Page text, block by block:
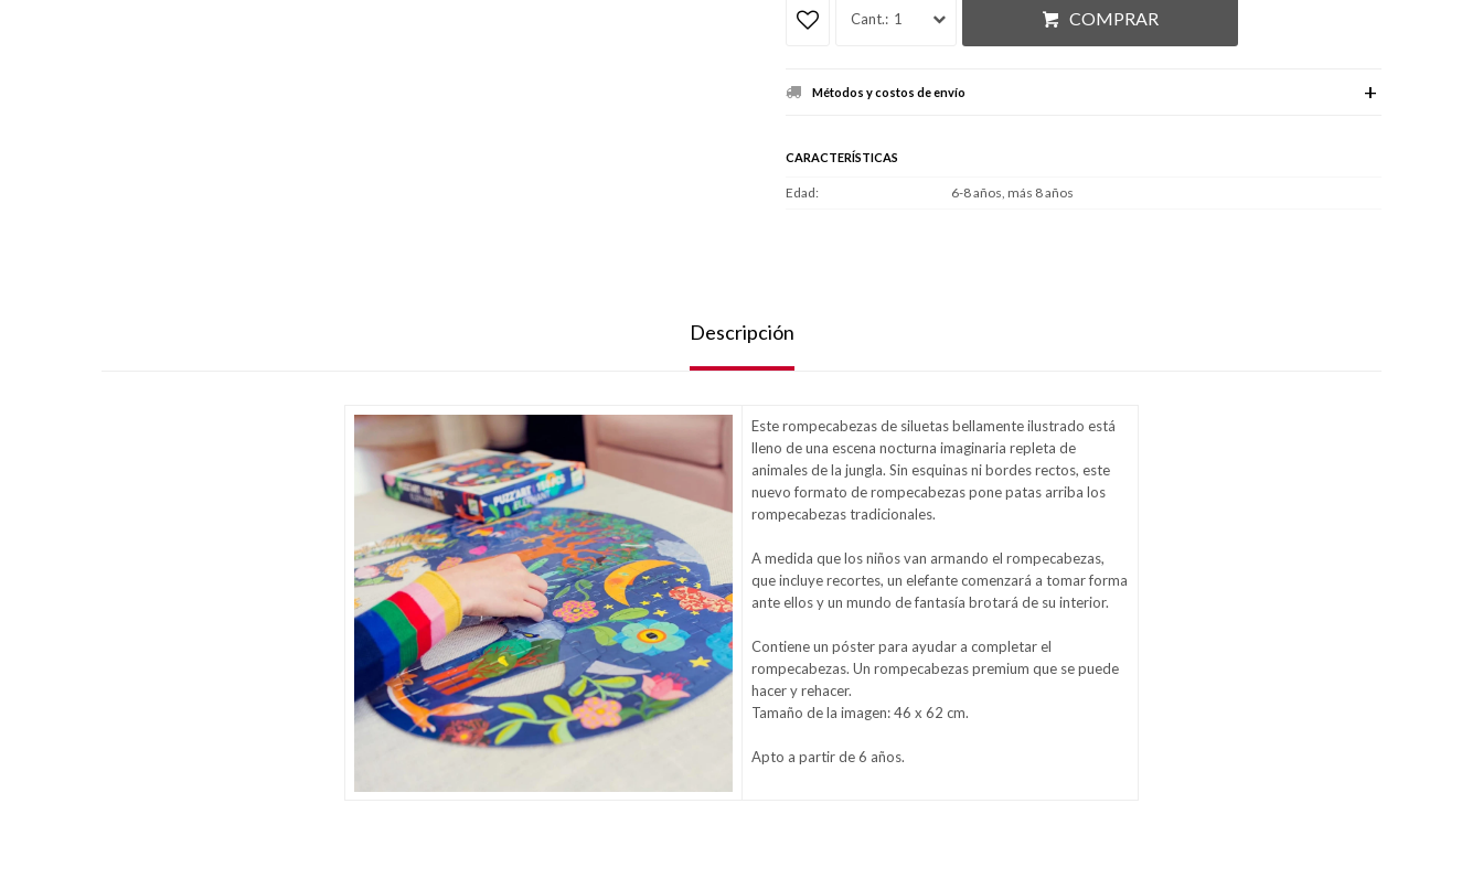
1 COMPRAR
Métodos y costos de envío
CARACTERÍSTICAS
Edad 6-8 años, más 8 años
Descripción
Este rompecabezas de siluetas bellamente ilustrado está
lleno de una escena nocturna imaginaria repleta de
animales de la jungla. Sin esquinas ni bordes rectos, este
nuevo formato de rompecabezas pone patas arriba los
rompecabezas tradicionales.
A medida que los niños van armando el rompecabezas,
que incluye recortes, un elefante comenzará a tomar forma
ante ellos y un mundo de fantasía brotará de su interior.
Contiene un póster para ayudar a completar el
rompecabezas. Un rompecabezas premium que se puede
hacer y rehacer.
Tamaño de la imagen: 46 x 62 cm.
Apto a partir de 6 años.